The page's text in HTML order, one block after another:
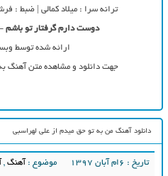
ترانه سرا : میلاد کمالی | ضبط :
دوست دارم گرفتار تو باشم
ارائه شده توسط
جهت دانلود و مشاهده متن آهنگ
دانلود آهنگ من به تو حق میدم از علی لهراسبی
تاریخ : ۶ام آبان ۱۳۹۷ موضوع : آهنگ,